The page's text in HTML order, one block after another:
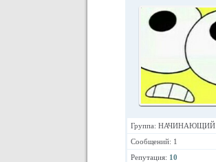
Группа: НАЧИНАЮЩИЙ
Сообщений: 1
Репутация: 10